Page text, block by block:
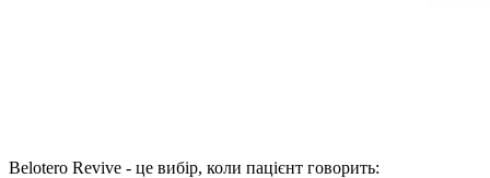
Belotero Revive - це вибір, коли пацієнт говорить: